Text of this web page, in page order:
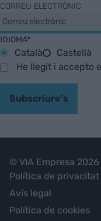
CORREU ELECTRÒNIC
IDIOMA*
Català
Castellà
He llegit i accepto
Subscriure's
© VIA Empresa 2026
Política de privacitat
Avís legal
Política de cookies